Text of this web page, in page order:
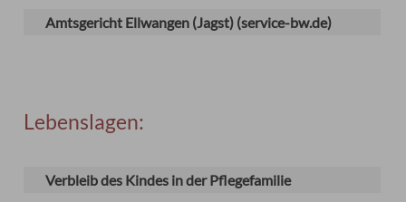
Amtsgericht Ellwangen (Jagst) (service-bw.de)
Lebenslagen:
Verbleib des Kindes in der Pflegefamilie